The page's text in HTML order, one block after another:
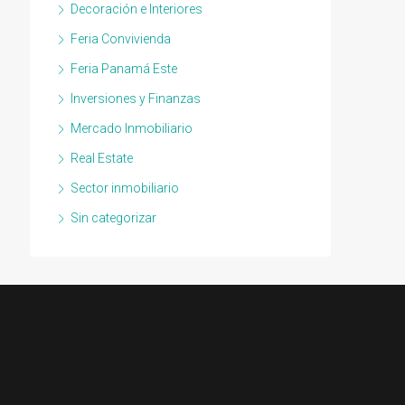
Decoración e Interiores
Feria Convivienda
Feria Panamá Este
Inversiones y Finanzas
Mercado Inmobiliario
Real Estate
Sector inmobiliario
Sin categorizar